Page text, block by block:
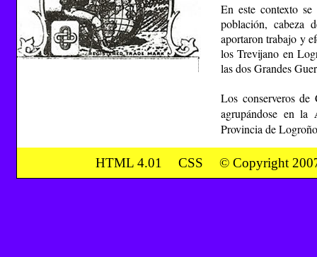
En este contexto
población, cabeza
aportaron trabajo y
los Trevijano en
las dos Grandes
Los conserveros de
agrupándose en la
Provincia de
HTML 4.01 CSS © Copyright